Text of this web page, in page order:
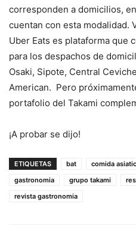
corresponden a domicilios,
cuentan con esta modalidad.
Uber Eats es plataforma que
para los despachos de
Osaki, Sipote, Central
American. Pero
portafolio del Takami
¡A probar se dijo!
ETIQUETAS bat comida
gastronomia
grupo takami
revista gastronomia